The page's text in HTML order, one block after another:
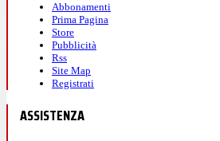
Abbonamenti
Prima Pagina
Store
Pubblicità
Rss
Site Map
Registrati
ASSISTENZA